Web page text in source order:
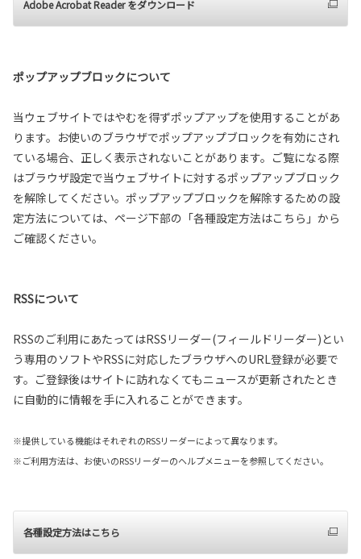
Adobe Acrobat Reader をダウンロード
ポップアップブロックについて
当ウェブサイトではやむを得ずポップアップを使用することがあ
ります。お使いのブラウザでポップアップブロックを有効にされ
ている場合、正しく表示されないことがあります。ご覧になる際
はブラウザ設定で当ウェブサイトに対するポップアップブロック
を解除してください。ポップアップブロックを解除するための設
定方法については、ページ下部の「各種設定方法はこちら」から
ご確認ください。
RSSについて
RSSのご利用にあたってはRSSリーダー(フィールドリーダー)とい
う専用のソフトやRSSに対応したブラウザへのURL登録が必要で
す。ご登録後はサイトに訪れなくてもニュースが更新されたとき
に自動的に情報を手に入れることができます。
※提供している機能はそれぞれのRSSリーダーによって異なります。
※ご利用方法は、お使いのRSSリーダーのヘルプメニューを参照してください。
各種設定方法はこちら